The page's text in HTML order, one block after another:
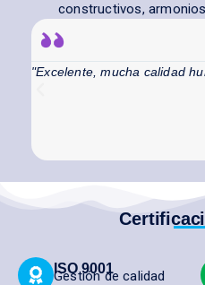
constructivos,
mucha calidad
ISO 9001
Gestión de calidad